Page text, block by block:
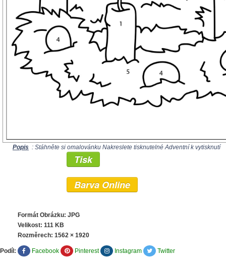
Popis : Stáhněte si omalovánku Nakreslete tisknutelné Adventní k vytisknutí
Tisk
Barva Online
Formát Obrázku: JPG
Velikost: 111 KB
Rozměrech: 1562 × 1920
Podíl: Facebook Pinterest Instagram Twitter